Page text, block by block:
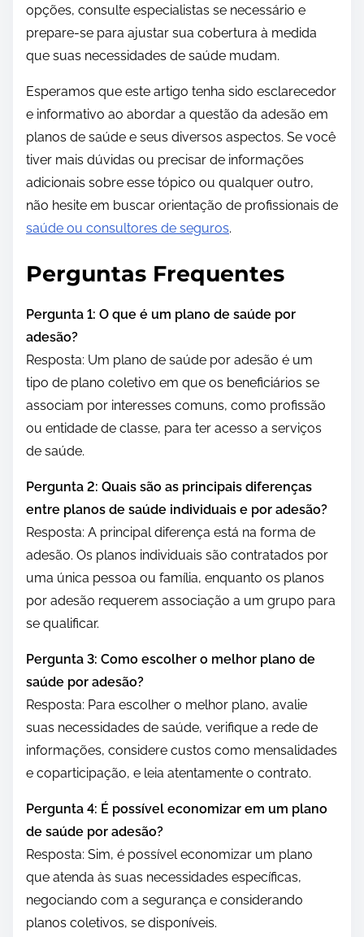
opções, consulte especialistas se necessário e
prepare-se para ajustar sua cobertura à medida
que suas necessidades de saúde mudam.
Esperamos que este artigo tenha sido esclarecedor
e informativo ao abordar a questão da adesão em
planos de saúde e seus diversos aspectos. Se você
tiver mais dúvidas ou precisar de informações
adicionais sobre esse tópico ou qualquer outro,
não hesite em buscar orientação de profissionais de
saúde ou consultores de seguros.
Perguntas Frequentes
Pergunta 1: O que é um plano de saúde por
adesão?
Resposta: Um plano de saúde por adesão é um
tipo de plano coletivo em que os beneficiários se
associam por interesses comuns, como profissão
ou entidade de classe, para ter acesso a serviços
de saúde.
Pergunta 2: Quais são as principais diferenças
entre planos de saúde individuais e por adesão?
Resposta: A principal diferença está na forma de
adesão. Os planos individuais são contratados por
uma única pessoa ou família, enquanto os planos
por adesão requerem associação a um grupo para
se qualificar.
Pergunta 3: Como escolher o melhor plano de
saúde por adesão?
Resposta: Para escolher o melhor plano, avalie
suas necessidades de saúde, verifique a rede de
informações, considere custos como mensalidades
e coparticipação, e leia atentamente o contrato.
Pergunta 4: É possível economizar em um plano
de saúde por adesão?
Resposta: Sim, é possível economizar um plano
que atenda às suas necessidades específicas,
negociando com a segurança e considerando
planos coletivos, se disponíveis.